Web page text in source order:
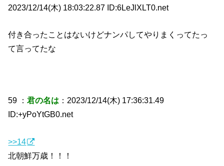
2023/12/14(木) 18:03:22.87 ID:6LeJlXLT0.net
付き合ったことはないけどナンパしてやりまくってたっ
て言ってたな
59 ：君の名は ：2023/12/14(木) 17:36:31.49
ID:+yPoYtGB0.net
>>14
北朝鮮万歳！！！